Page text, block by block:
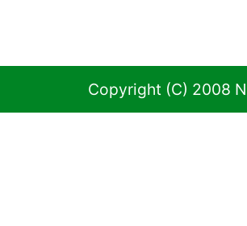
Copyright (C) 2008